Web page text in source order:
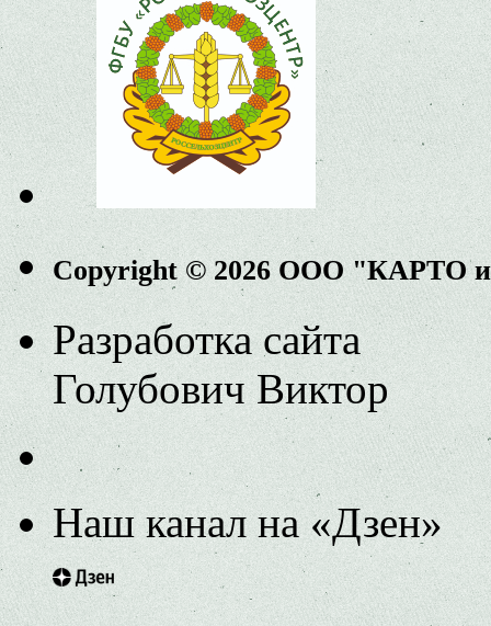
Copyright © 2026 ООО "КАРТО
Разработка сайта
Голубович Виктор
Наш канал на «Дзен»